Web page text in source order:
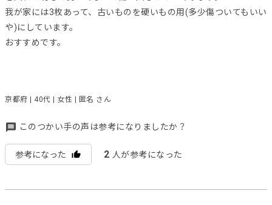
我が家には3枚あって、古いものを硬いもの用(多少傷ついてもいい
や)にしています。
おすすめです。
京都府 | 40代 | 女性 | 匿名 さん
このつかい手の声は参考になりましたか？
参考になった 2 人が参考になった